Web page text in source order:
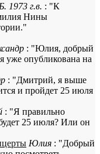
1973 г.в. : "К
Нины
: "Юлия, добрый
уже опубликована на
: "Дмитрий, я выше
и пройдет 25 июля
: "Я правильно
25 июля? Или он
Юлия : "Добрый